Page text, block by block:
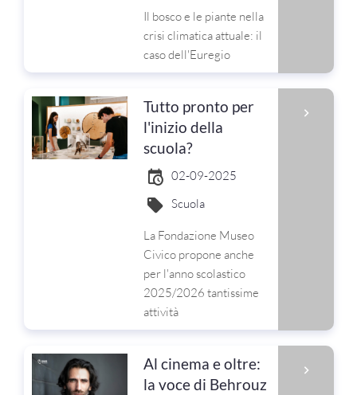
Il bosco e le piante nella
crisi climatica attuale: il
caso dell'Euregio
Tutto pronto per
l'inizio della
scuola?
02-09-2025
Scuola
La Fondazione Museo
Civico propone anche
per l'anno scolastico
2025/2026 tantissime
attività
Al cinema e oltre:
la voce di Behrouz